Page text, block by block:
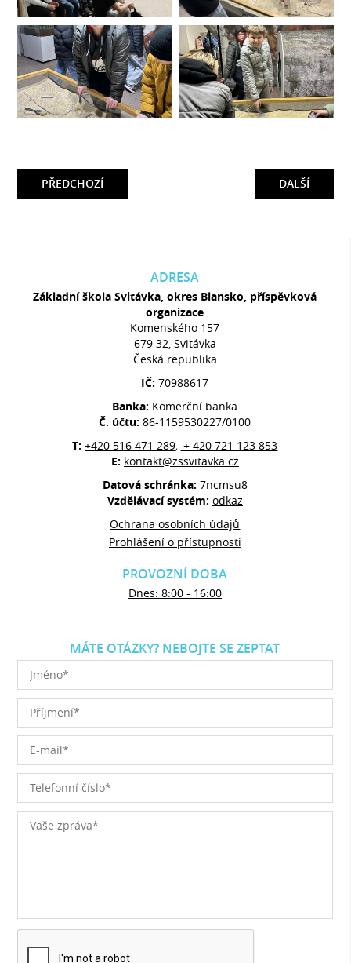
DALŠÍ
PŘEDCHOZÍ
ADRESA
Základní škola Svitávka, okres Blansko, příspěvková
organizace
Komenského 157
679 32, Svitávka
Česká republika
IČ:70988617
Banka: Komerční banka
Č. účtu:86-1159530227/0100
T:+420 516 471 289, + 420 721 123 853
E: kontakt@zssvitavka.cz
Datová schránka: 7ncmsu8
Vzdělávací systém: odkaz
Ochrana osobních údajů
Prohlášení o přístupnosti
PROVOZNÍ DOBA
Dnes: 8:00 - 16:00
MÁTE OTÁZKY? NEBOJTE SE ZEPTAT